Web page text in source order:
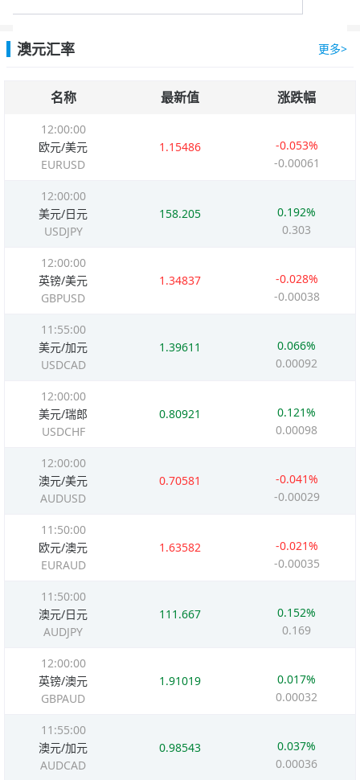
澳元汇率 更多>
名称 最新值 涨跌幅
12:00:00
欧元/美元
EURUSD
1.15486
-0.053%
-0.00061
12:00:00
美元/日元
USDJPY
158.205
0.192%
0.303
12:00:00
英镑/美元
GBPUSD
1.34837
-0.028%
-0.00038
11:55:00
美元/加元
USDCAD
1.39611
0.066%
0.00092
12:00:00
美元/瑞郎
USDCHF
0.80921
0.121%
0.00098
12:00:00
澳元/美元
AUDUSD
0.70581
-0.041%
-0.00029
11:50:00
欧元/澳元
EURAUD
1.63582
-0.021%
-0.00035
11:50:00
澳元/日元
AUDJPY
111.667
0.152%
0.169
12:00:00
英镑/澳元
GBPAUD
1.91019
0.017%
0.00032
11:55:00
澳元/加元
AUDCAD
0.98543
0.037%
0.00036